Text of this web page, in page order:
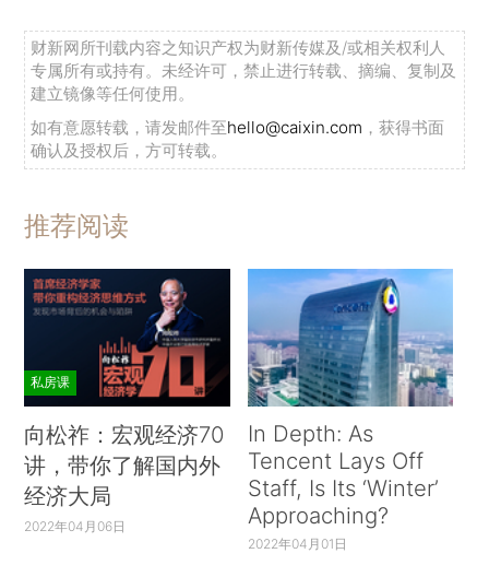
财新网所刊载内容之知识产权为财新传媒及/或相关权利人
专属所有或持有。未经许可，禁止进行转载、摘编、复制及
建立镜像等任何使用。
如有意愿转载，请发邮件至hello@caixin.com ，获得书面
确认及授权后，方可转载。
推荐阅读
私房课
向松祚：宏观经济70
讲，带你了解国内外
经济大局
2022年04月06日
In Depth: As
Tencent Lays Off
Staff, Is Its ‘Winter’
Approaching?
2022年04月01日